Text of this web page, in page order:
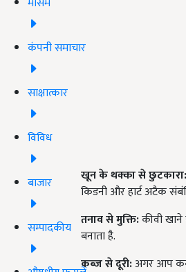
कंपनी समाचार
साक्षात्कार
विविध
बाजार
सम्पादकीय
खून के थक्का से छुटकारा:
किडनी और हार्ट अटैक
तनाव से मुक्ति:कीवी खाने
बनाता है.
कब्ज से दूरी:अगर आप